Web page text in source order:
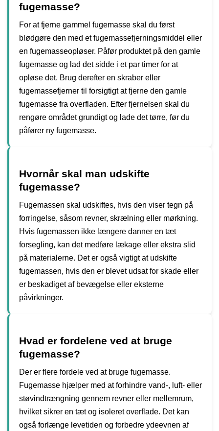
fugemasse?
For at fjerne gammel fugemasse skal du først
blødgøre den med et fugemassefjerningsmiddel eller
en fugemasseopløser. Påfør produktet på den gamle
fugemasse og lad det sidde i et par timer for at
opløse det. Brug derefter en skraber eller
fugemassefjerner til forsigtigt at fjerne den gamle
fugemasse fra overfladen. Efter fjernelsen skal du
rengøre området grundigt og lade det tørre, før du
påfører ny fugemasse.
Hvornår skal man udskifte
fugemasse?
Fugemassen skal udskiftes, hvis den viser tegn på
forringelse, såsom revner, skrælning eller mørkning.
Hvis fugemassen ikke længere danner en tæt
forsegling, kan det medføre lækage eller ekstra slid
på materialerne. Det er også vigtigt at udskifte
fugemassen, hvis den er blevet udsat for skade eller
er beskadiget af bevægelse eller eksterne
påvirkninger.
Hvad er fordelene ved at bruge
fugemasse?
Der er flere fordele ved at bruge fugemasse.
Fugemasse hjælper med at forhindre vand-, luft- eller
støvindtrængning gennem revner eller mellemrum,
hvilket sikrer en tæt og isoleret overflade. Det kan
også forlænge levetiden og forbedre ydeevnen af